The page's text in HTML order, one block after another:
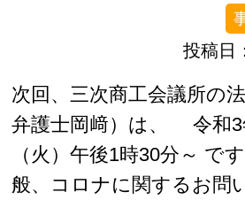
投稿日
次回、三次商工会議所の
弁護士岡﨑）は、 令和3
（火）午後1時30分～
般、コロナに関するお問